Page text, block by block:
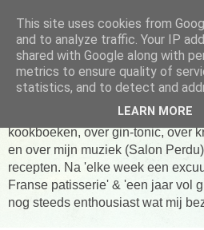
Tarte taart An
Tien jaar Tarte taart An! Niet altijd
in de keuken! Om te koken, om te
delen. Over Franse patisserie,
kookboeken, over gin-tonic, over
en over mijn muziek (Salon
recepten. Na 'elke week een
Franse patisserie' & 'een jaar vol
nog steeds enthousiast wat mij
This site uses cookies from
and to analyze traffic. Your IP
shared with Google along with
metrics to ensure quality of
statistics, and to detect and
LEARN MORE